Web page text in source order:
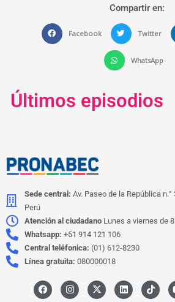
Compartir en:
Facebook Twitter
WhatsApp
Últimos episodios
Sede central: Av. Paseo de la República n.°
Perú
Atención al ciudadano Lunes a viernes de
Whatsapp: +51 914 121 106
Central teléfonica: (01) 612-8230
Línea gratuita: 080000018
F
a
I
n
X
-
L
i
I
c